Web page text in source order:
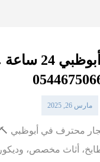
نجار في أبوظبي 24
مارس 26, 2025
محترف في أبوظبي 🔨
أثاث مخصص،